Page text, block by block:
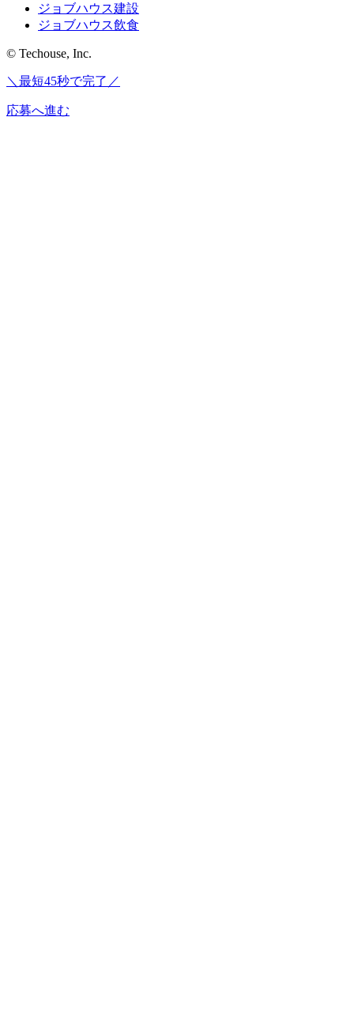
ジョブハウス建設
ジョブハウス飲食
© Techouse, Inc.
＼最短45秒で完了／
応募へ進む